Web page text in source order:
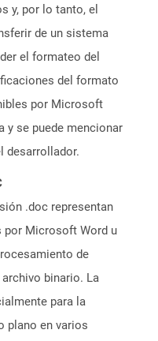
y, por lo tanto, el
de un sistema
el formateo del
del formato
por Microsoft
y se puede mencionar
desarrollador.
.doc representan
por Microsoft Word u
de
binario. La
para la
plano en varios